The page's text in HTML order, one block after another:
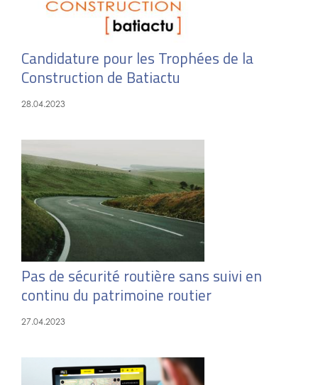
Candidature pour les Trophées de la
Construction de Batiactu
28.04.2023
Pas de sécurité routière sans suivi en
continu du patrimoine routier
27.04.2023